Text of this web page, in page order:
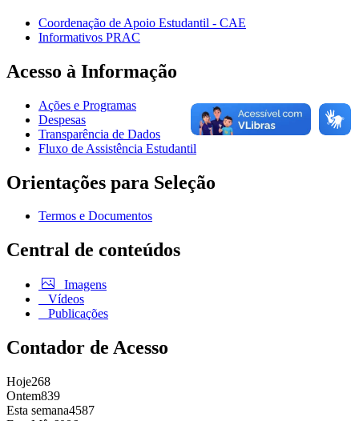
Coordenação de Apoio Estudantil - CAE
Informativos PRAC
Acesso à Informação
Ações e Programas
Despesas
Transparência de Dados
Fluxo de Assistência Estudantil
Orientações para Seleção
Termos e Documentos
Central de conteúdos
Imagens
Vídeos
Publicações
Contador de Acesso
Hoje268
Ontem839
Esta semana4587